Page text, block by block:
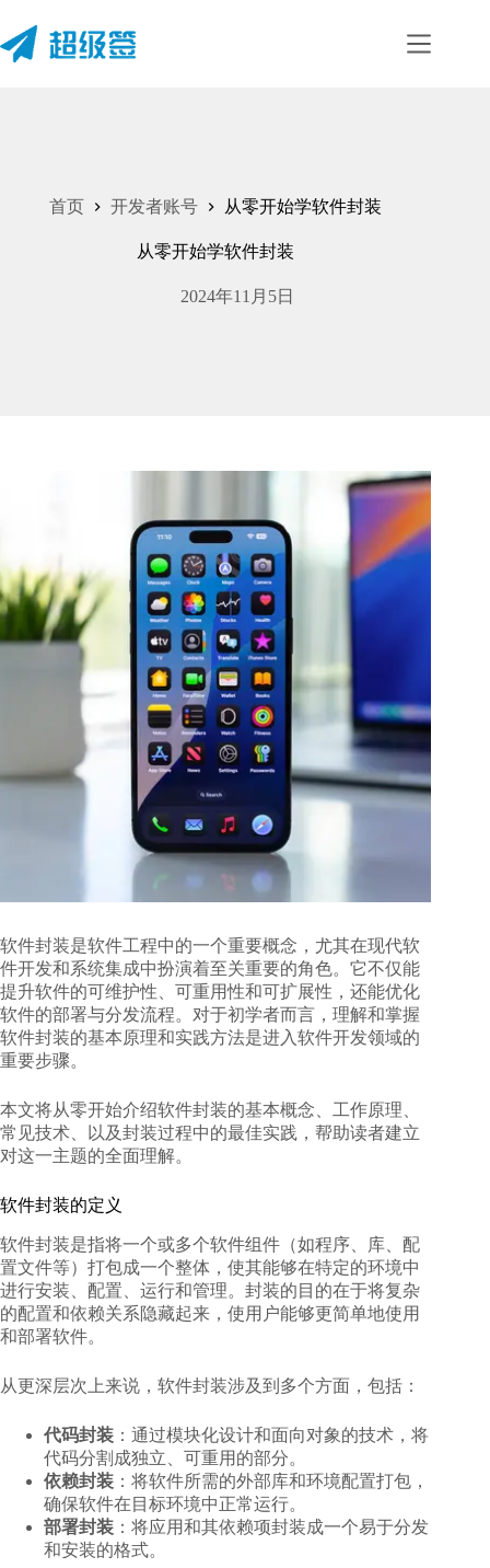
首页 开发者账号 从零开始学软件封装
从零开始学软件封装
2024年11月5日
软件封装是软件工程中的一个重要概念，尤其在现代软
件开发和系统集成中扮演着至关重要的角色。它不仅能
提升软件的可维护性、可重用性和可扩展性，还能优化
软件的部署与分发流程。对于初学者而言，理解和掌握
软件封装的基本原理和实践方法是进入软件开发领域的
重要步骤。
本文将从零开始介绍软件封装的基本概念、工作原理、
常见技术、以及封装过程中的最佳实践，帮助读者建立
对这一主题的全面理解。
软件封装的定义
软件封装是指将一个或多个软件组件（如程序、库、配
置文件等）打包成一个整体，使其能够在特定的环境中
进行安装、配置、运行和管理。封装的目的在于将复杂
的配置和依赖关系隐藏起来，使用户能够更简单地使用
和部署软件。
从更深层次上来说，软件封装涉及到多个方面，包括：
代码封装 ：通过模块化设计和面向对象的技术，将
代码分割成独立、可重用的部分。
依赖封装 ：将软件所需的外部库和环境配置打包，
确保软件在目标环境中正常运行。
部署封装 ：将应用和其依赖项封装成一个易于分发
和安装的格式。